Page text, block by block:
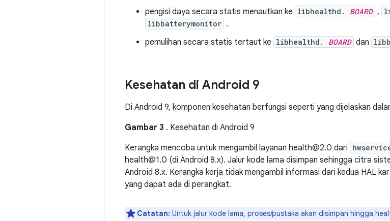
pengisi daya secara statis menautkan ke libhealthd. BOARD ,
libbatterymonitor .
pemulihan secara statis tertaut ke libhealthd. BOARD dan
Kesehatan di Android 9
Di Android 9, komponen kesehatan berfungsi seperti yang dijelaskan
Gambar 3 . Kesehatan di Android 9
Kerangka mencoba untuk mengambil layanan health@2.0 dari
health@1.0 (di Android 8.x). Jalur kode lama disimpan sehingga citra
Android 8.x. Kerangka kerja tidak mengambil informasi dari kedua HAL
yang dapat ada di perangkat.
Catatan: Untuk jalur kode lama, proses/pustaka akan disimpan hingga